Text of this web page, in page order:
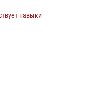
навыки